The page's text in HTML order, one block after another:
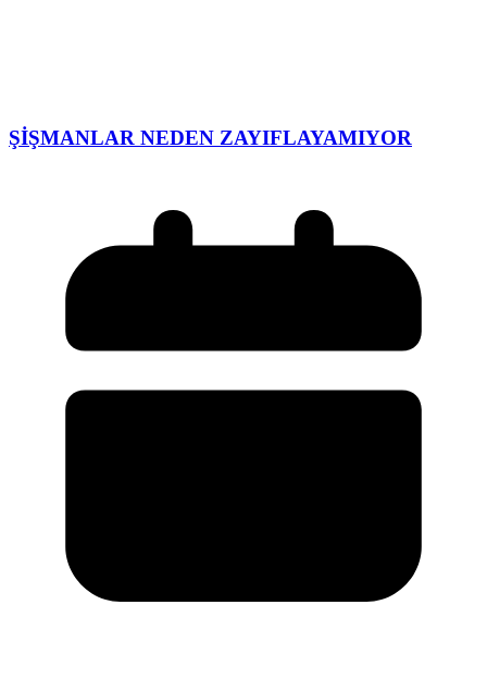
ŞİŞMANLAR NEDEN ZAYIFLAYAMIYOR